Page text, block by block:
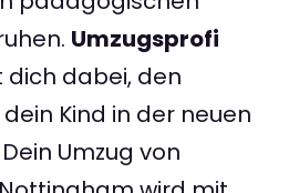
Umzugsprofi
dich dabei, den
Kind in der neuen
Umzug von